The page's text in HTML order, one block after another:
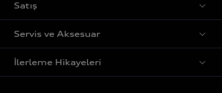
Sedan
Avant
Şarj
Elektrikli araçlar
Satış
Fiyat Listesi
Servis ve Aksesuar
Yetkili Servisler
İlerleme Hikayeleri